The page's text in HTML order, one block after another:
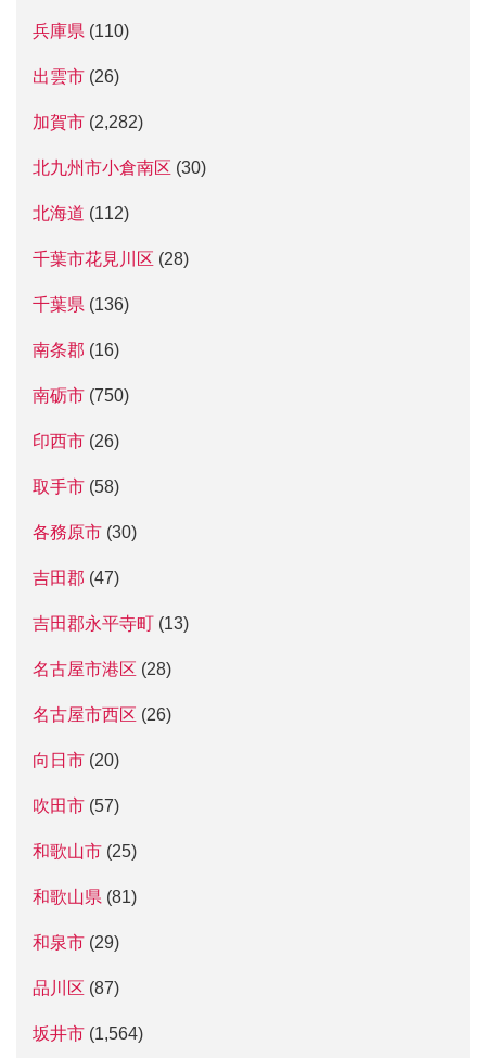
兵庫県 (110)
出雲市 (26)
加賀市 (2,282)
北九州市小倉南区 (30)
北海道 (112)
千葉市花見川区 (28)
千葉県 (136)
南条郡 (16)
南砺市 (750)
印西市 (26)
取手市 (58)
各務原市 (30)
吉田郡 (47)
吉田郡永平寺町 (13)
名古屋市港区 (28)
名古屋市西区 (26)
向日市 (20)
吹田市 (57)
和歌山市 (25)
和歌山県 (81)
和泉市 (29)
品川区 (87)
坂井市 (1,564)